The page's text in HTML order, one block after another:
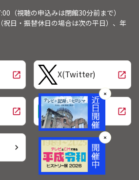
（視聴の申込みは閉館30分前まで）
日・振替休日の場合は次の平日）、年
open_in_new X(Twitter) open_in_new
open_in_new LINE open_in_new
chevron_right
✕
✕